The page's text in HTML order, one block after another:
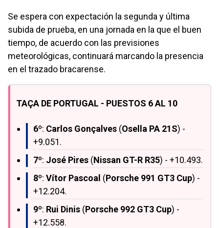
Se espera con expectación la segunda y última
subida de prueba, en una jornada en la que el buen
tiempo, de acuerdo con las previsiones
meteorológicas, continuará marcando la presencia
en el trazado bracarense.
TAÇA DE PORTUGAL - PUESTOS 6 AL 10
6º: Carlos Gonçalves (Osella PA 21S) -
+9.051.
7º: José Pires (Nissan GT-R R35) - +10.493.
8º: Vítor Pascoal (Porsche 991 GT3 Cup) -
+12.204.
9º: Rui Dinis (Porsche 992 GT3 Cup) -
+12.558.